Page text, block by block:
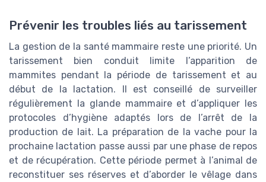
Prévenir les troubles liés au tarissement
La gestion de la santé mammaire reste une priorité. Un
tarissement bien conduit limite l’apparition de
mammites pendant la période de tarissement et au
début de la lactation. Il est conseillé de surveiller
régulièrement la glande mammaire et d’appliquer les
protocoles d’hygiène adaptés lors de l’arrêt de la
production de lait. La préparation de la vache pour la
prochaine lactation passe aussi par une phase de repos
et de récupération. Cette période permet à l’animal de
reconstituer ses réserves et d’aborder le vêlage dans